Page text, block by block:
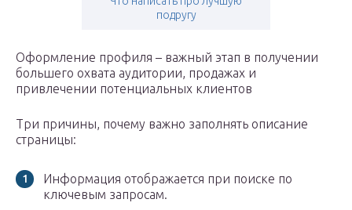
подругу
Оформление профиля – важный этап в получении
большего охвата аудитории, продажах и
привлечении потенциальных клиентов
Три причины, почему важно заполнять описание
страницы:
Информация отображается при поиске по
ключевым запросам.